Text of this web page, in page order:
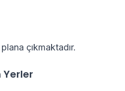
çıkmaktadır.
Yerler